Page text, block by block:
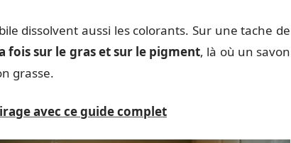
dissolvent aussi les colorants. Sur une tache de
fois sur le gras et sur le pigment, là où un savon
grasse.
avec ce guide complet